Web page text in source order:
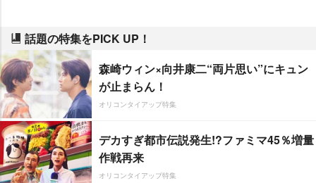
話題の特集をPICK UP！
森崎ウィン×向井康二“両片思い”にキュン
が止まらん！
オリコンタイアップ特集
デカすぎ都市伝説発生!?ファミマ45％増量
作戦再来
オリコンタイアップ特集